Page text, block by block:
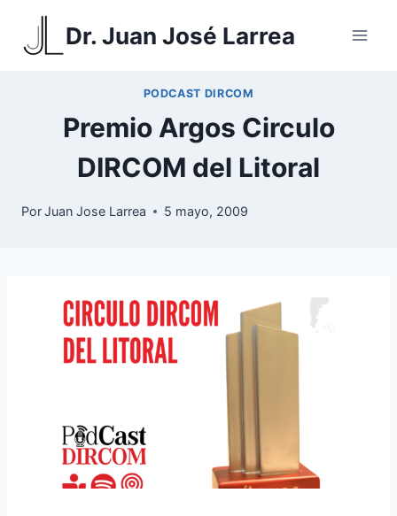
Saltar
Dr. Juan José Larrea
PODCAST DIRCOM
Premio Argos Circulo
DIRCOM del Litoral
PorJuan Jose Larrea 5 mayo, 2009